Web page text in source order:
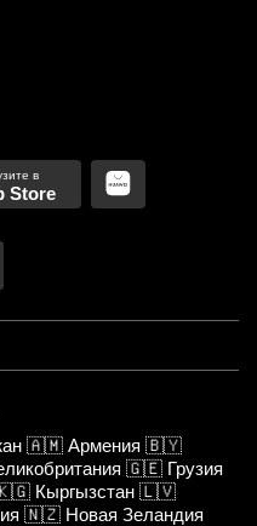
Store
🇦🇲 Армения 🇧🇾
🇬🇪 Грузия
Кыргызстан 🇱🇻
🇳🇿 Новая Зеландия